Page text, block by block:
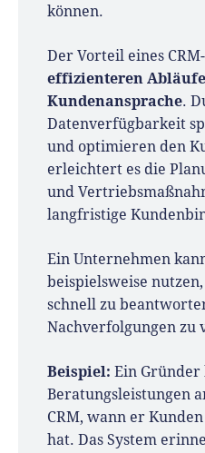
können.
Der Vorteil eines
effizienteren
Kundenansprache.
Datenverfügbarkeit
und optimieren den
erleichtert es die
und
langfristige
Ein Unternehmen
beispielsweise
schnell zu
Nachverfolgungen zu
Beispiel: Ein Gründer
Beratungsleistungen
CRM, wann er
hat. Das System